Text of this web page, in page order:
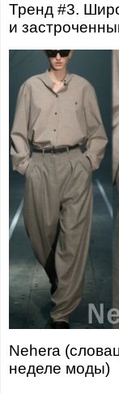
Тренд #3.
и
Nehera
неделе моды)